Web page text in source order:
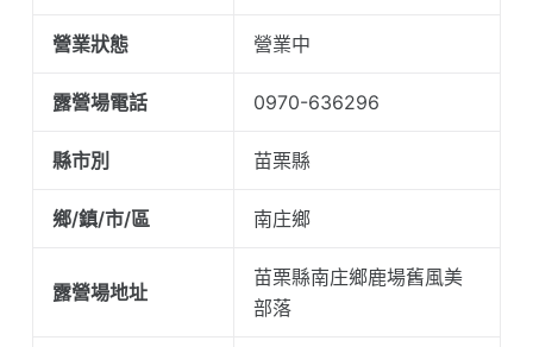
營業狀態 營業中
露營場電話 0970-636296
縣市別 苗栗縣
鄉/鎮/市/區 南庄鄉
露營場地址
苗栗縣南庄鄉鹿場舊風美
部落